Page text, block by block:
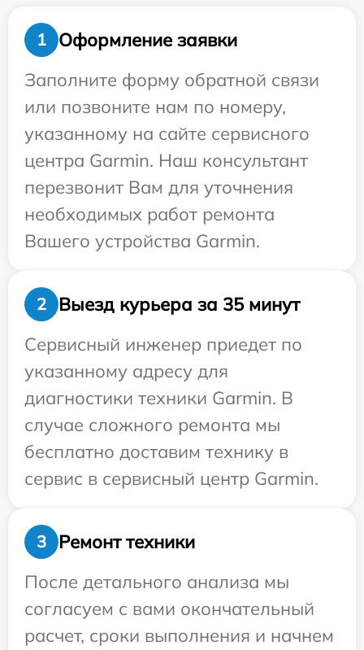
1
Оформление заявки
Заполните форму обратной связи
или позвоните нам по номеру,
указанному на сайте сервисного
центра Garmin. Наш консультант
перезвонит Вам для уточнения
необходимых работ ремонта
Вашего устройства Garmin.
2
Выезд курьера за 35 минут
Сервисный инженер приедет по
указанному адресу для
диагностики техники Garmin. В
случае сложного ремонта мы
бесплатно доставим технику в
сервис в сервисный центр Garmin.
3
Ремонт техники
После детального анализа мы
согласуем с вами окончательный
расчет, сроки выполнения и начнем